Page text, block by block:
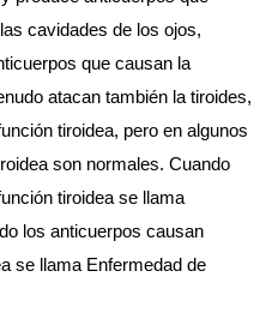
cavidades de los ojos,
que causan la
atacan también la tiroides,
tiroidea, pero en algunos
son normales. Cuando
tiroidea se llama
los anticuerpos causan
se llama Enfermedad de